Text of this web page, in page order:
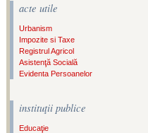
acte utile
Urbanism
Impozite si Taxe
Registrul Agricol
Asistenţă Socială
Evidenta Persoanelor
instituţii publice
Educaţie